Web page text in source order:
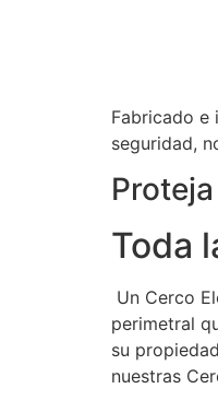
Fabricado e
seguridad,
Toda
Un Cerco
perimetral
su
nuestras